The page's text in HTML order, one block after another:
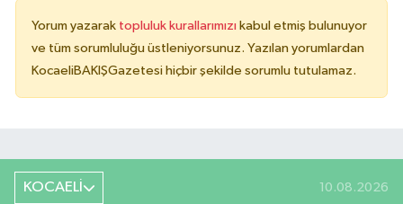
Yorum yazarak topluluk kurallarımızı kabul etmiş bulunuyor
ve tüm sorumluluğu üstleniyorsunuz. Yazılan yorumlardan
KocaeliBAKIŞGazetesi hiçbir şekilde sorumlu tutulamaz.
KOCAELİ 10.08.2026